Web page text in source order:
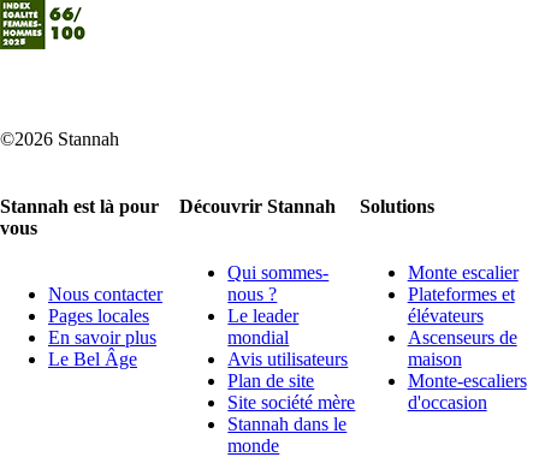
©2026 Stannah
Stannah est là pour
vous
Nous contacter
Pages locales
En savoir plus
Le Bel Âge
Découvrir Stannah
Qui sommes-
nous ?
Le leader
mondial
Avis utilisateurs
Plan de site
Site société mère
Stannah dans le
monde
Solutions
Monte escalier
Plateformes et
élévateurs
Ascenseurs de
maison
Monte-escaliers
d'occasion